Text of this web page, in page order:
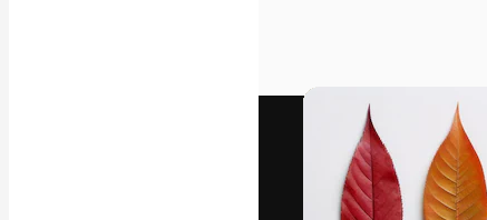
Videos
Filmmaterial
Motion Graphics
Videovorlagen
3D-Modelle
Schriftarten